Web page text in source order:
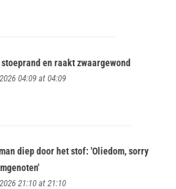
en raakt zwaargewond
04:09 at 04:09
diep door het stof: 'Oliedom, sorry
21:10 at 21:10